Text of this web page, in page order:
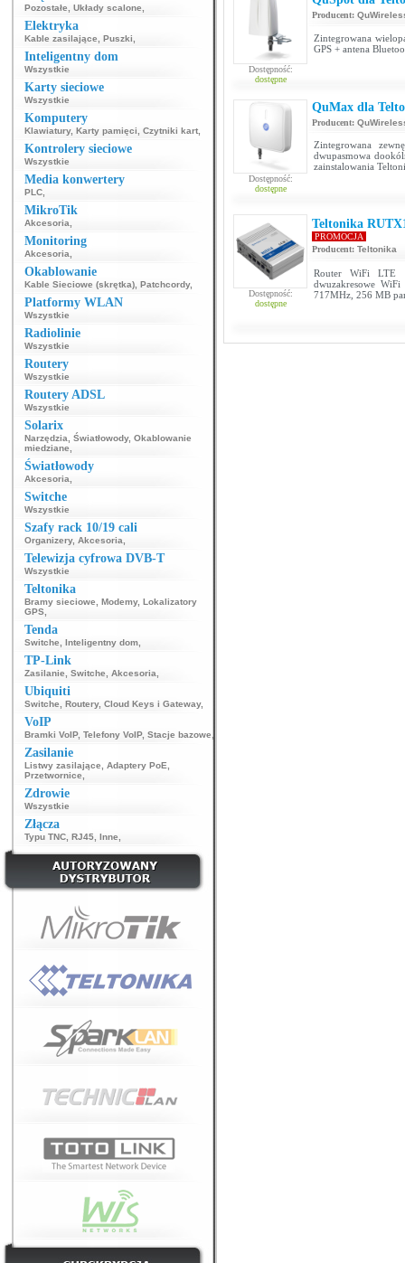
Pozostałe Układy scalone
Elektryka
Kable zasilające Puszki
Inteligentny dom
Wszystkie
Karty sieciowe
Wszystkie
Komputery
Klawiatury, Karty pamięci Czytniki kart
Kontrolery sieciowe
Wszystkie
Media konwertery
PLC
MikroTik
Akcesoria
Monitoring
Akcesoria
Okablowanie
Kable Sieciowe (skrętka) Patchcordy,
Platformy WLAN
Wszystkie
Radiolinie
Wszystkie
Routery
Wszystkie
Routery ADSL
Wszystkie
Solarix
Narzędzia Światłowody, Okablowanie
miedziane
Światłowody
Akcesoria
Switche
Wszystkie
Szafy rack 10/19 cali
Organizery, Akcesoria
Telewizja cyfrowa DVB-T
Wszystkie
Teltonika
Bramy sieciowe Modemy, Lokalizatory
GPS
Tenda
Switche Inteligentny dom
TP-Link
Zasilanie Switche Akcesoria
Ubiquiti
Switche Routery, Cloud Keys i Gateway,
VoIP
Bramki VoIP, Telefony VoIP, Stacje bazowe
Zasilanie
Listwy zasilające Adaptery PoE
Przetwornice
Zdrowie
Wszystkie
Złącza
Typu TNC RJ45 Inne
Dostępność:
dostępne
Producent:
Zintegrowana
GPS + antena
Dostępność:
dostępne
QuMax dla
Producent:
Zintegrowana
dwupasmowa
zainstalowania
Dostępność:
dostępne
Teltonika
PROMOCJA
Producent: Teltonika
Router WiFi LTE
dwuzakresowe
717MHz, 256 MB